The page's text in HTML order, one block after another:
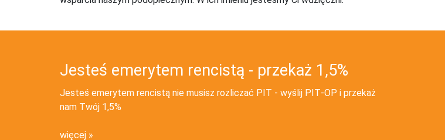
Jesteś emerytem rencistą - przekaż 1,5%
Jesteś emerytem rencistą nie musisz rozliczać PIT - wyślij PIT‑OP i przekaż
nam Twój 1,5%
więcej